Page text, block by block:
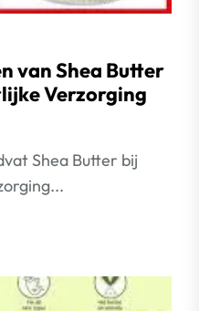
van Shea Butter
Verzorging
Shea Butter bij